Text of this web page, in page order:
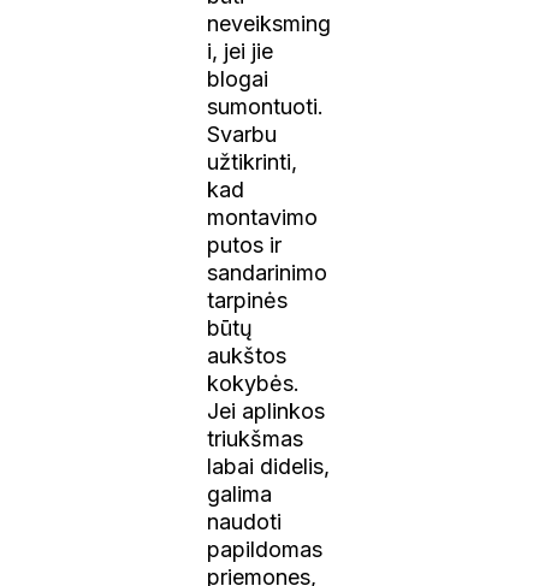
neveiksming
i, jei jie
blogai
sumontuoti.
Svarbu
užtikrinti,
kad
montavimo
putos ir
sandarinimo
tarpinės
būtų
aukštos
kokybės.
Jei aplinkos
triukšmas
labai didelis,
galima
naudoti
papildomas
priemones,